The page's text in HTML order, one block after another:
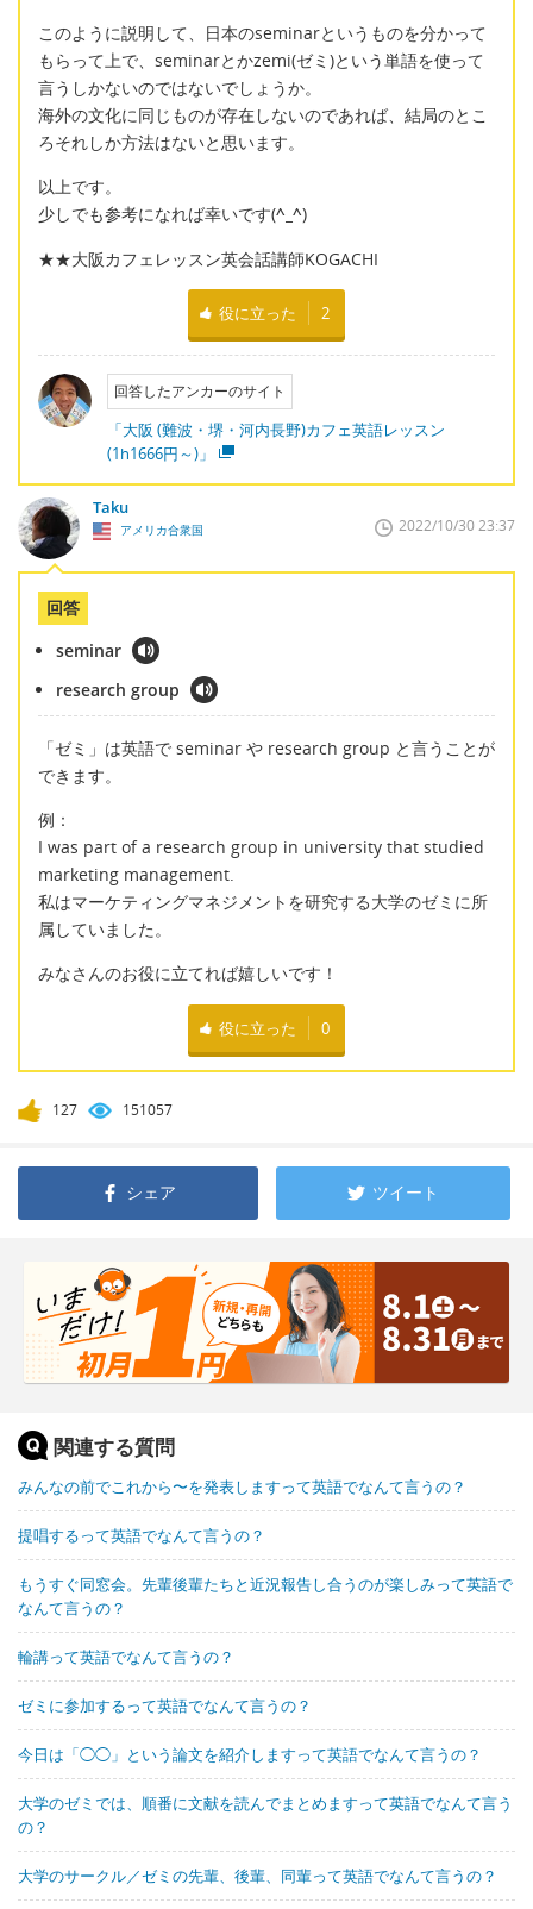
このように説明して、日本のseminarというものを分かって
もらって上で、seminarとかzemi(ゼミ)という単語を使って
言うしかないのではないでしょうか。
海外の文化に同じものが存在しないのであれば、結局のとこ
ろそれしか方法はないと思います。
以上です。
少しでも参考になれば幸いです(^_^)
★★大阪カフェレッスン英会話講師KOGACHI
役に立った 2
回答したアンカーのサイト
「大阪 (難波・堺・河内長野)カフェ英語レッスン
(1h1666円～)」
Taku
アメリカ合衆国 2022/10/30 23:37
回答
seminar
research group
「ゼミ」は英語で seminar や research group と言うことが
できます。
例：
I was part of a research group in university that studied
marketing management.
私はマーケティングマネジメントを研究する大学のゼミに所
属していました。
みなさんのお役に立てれば嬉しいです！
役に立った 0
127 151057
シェア ツイート
関連する質問
みんなの前でこれから〜を発表しますって英語でなんて言うの？
提唱するって英語でなんて言うの？
もうすぐ同窓会。先輩後輩たちと近況報告し合うのが楽しみって英語で
なんて言うの？
輪講って英語でなんて言うの？
ゼミに参加するって英語でなんて言うの？
今日は「◯◯」という論文を紹介しますって英語でなんて言うの？
大学のゼミでは、順番に文献を読んでまとめますって英語でなんて言う
の？
大学のサークル／ゼミの先輩、後輩、同輩って英語でなんて言うの？